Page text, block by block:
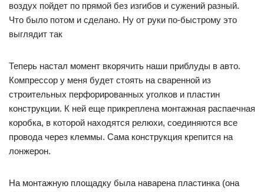
воздух пойдет по прямой без изгибов и сужений разный.
Что было потом и сделано. Ну от руки по-быстрому это
выглядит так
Теперь настал момент вкорячить наши приблуды в авто.
Компрессор у меня будет стоять на сваренной из
строительных перфорированных уголков и пластин
конструкции. К ней еще прикреплена монтажная распаечная
коробка, в которой находятся релюхи, соединяются все
провода через клеммы. Сама конструкция крепится на
лонжерон.
На монтажную площадку была наварена пластинка (она